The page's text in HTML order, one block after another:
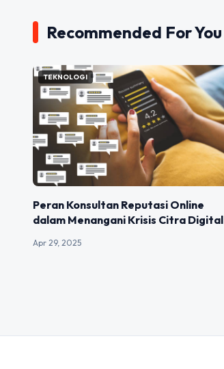
Recommended For You
TEKNOLOGI
Peran Konsultan Reputasi Online
dalam Menangani Krisis Citra Digital
Apr 29, 2025